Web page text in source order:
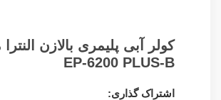
کولر آبی پلیمری بالازن
EP-6200 PLUS-B
اشتراک گذاری: